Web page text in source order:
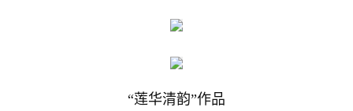
“莲华清韵”作品